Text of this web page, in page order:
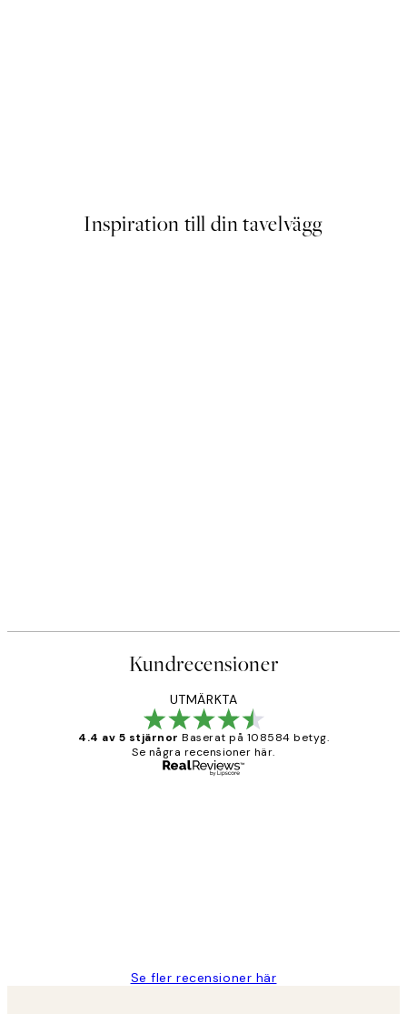
Inspiration till din tavelvägg
Kundrecensioner
UTMÄRKTA
4.4 av 5 stjärnor Baserat på 108584 betyg.
Se några recensioner här.
Se fler recensioner här